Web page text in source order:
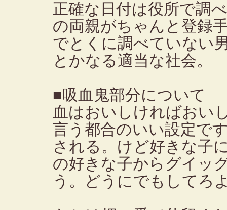
正確な日付は役所で調
の両親がちゃんと登録
でとくに調べていない
とかなる適当な社会。
■吸血鬼部分について
血はおいしければおい
言う都合のいい設定で
される。けど好きな子
の好きな子からグイッ
う。どうにでもしてろ